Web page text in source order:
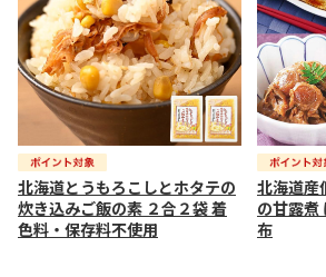
北海道とうもろこしとホタテの
炊き込みご飯の素 ２合２袋 着
色料・保存料不使用
北海道産
の甘露煮
布